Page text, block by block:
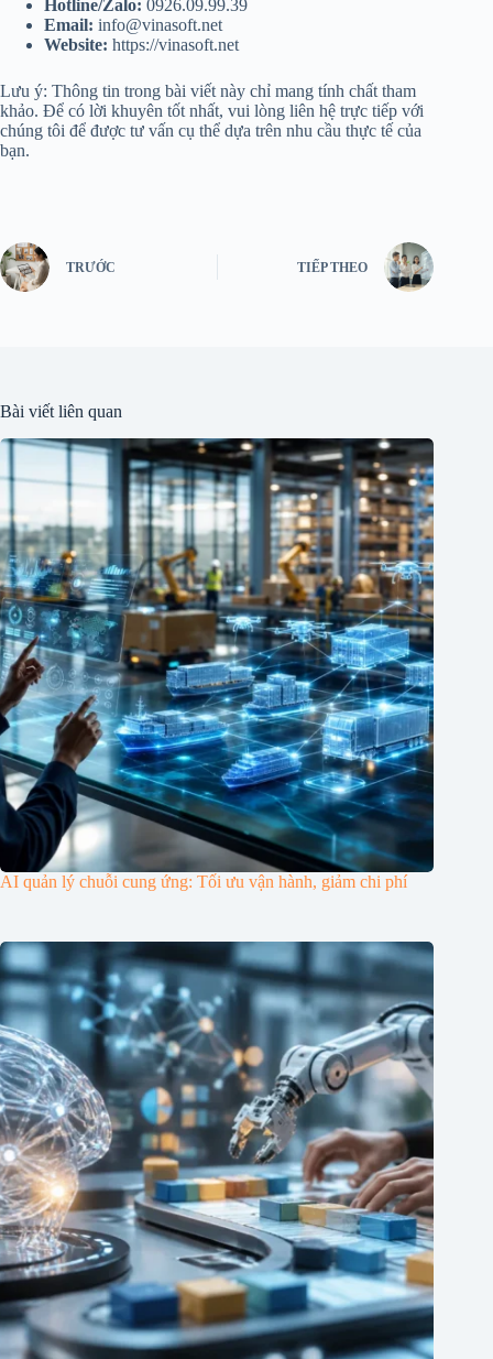
Hotline/Zalo: 0926.09.99.39
Email: info@vinasoft.net
Website: https://vinasoft.net
Lưu ý: Thông tin trong bài viết này chỉ mang tính chất tham
khảo. Để có lời khuyên tốt nhất, vui lòng liên hệ trực tiếp với
chúng tôi để được tư vấn cụ thể dựa trên nhu cầu thực tế của
bạn.
TRƯỚC TIẾP THEO
Bài viết liên quan
AI quản lý chuỗi cung ứng: Tối ưu vận hành, giảm chi phí